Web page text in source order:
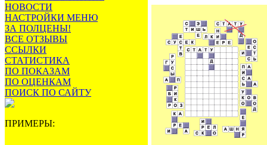
НОВОСТИ
НАСТРОЙКИ МЕНЮ
ЗА ПОЛЦЕНЫ!
ВСЕ ОТЗЫВЫ
ССЫЛКИ
СТАТИСТИКА
ПО ПОКАЗАМ
ПО ОЦЕНКАМ
ПОИСК ПО САЙТУ
ПРИМЕРЫ: